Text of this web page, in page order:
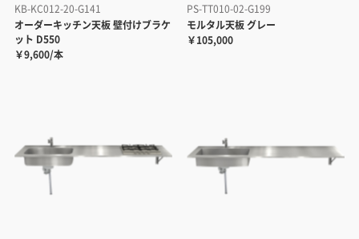
KB-KC012-20-G141
オーダーキッチン天板 壁付けブラケ
ット D550
￥9,600/本
PS-TT010-02-G199
モルタル天板 グレー
￥105,000